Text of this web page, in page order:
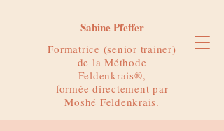
Sabine Pfeffer
Formatrice (senior trainer)
de la Méthode
Feldenkrais®,
formée directement par
Moshé Feldenkrais.